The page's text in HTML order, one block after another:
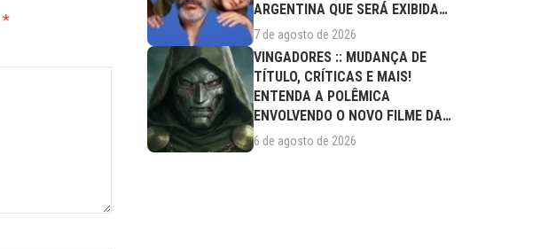
*
ARGENTINA QUE SERÁ EXIBIDA
NESTA SEXTA (07/08)
7 de agosto de 2026
VINGADORES :: MUDANÇA DE
TÍTULO, CRÍTICAS E MAIS!
ENTENDA A POLÊMICA
ENVOLVENDO O NOVO FILME DA
MARVEL
6 de agosto de 2026